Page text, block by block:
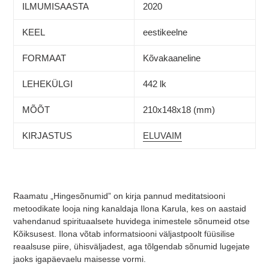
ILMUMISAASTA 2020
KEEL eestikeelne
FORMAAT Kõvakaaneline
LEHEKÜLGI 442 lk
MÕÕT 210x148x18 (mm)
KIRJASTUS ELUVAIM
Raamatu „Hingesõnumid” on kirja pannud meditatsiooni
metoodikate looja ning kanaldaja Ilona Karula, kes on aastaid
vahendanud spirituaalsete huvidega inimestele sõnumeid otse
Kõiksusest. Ilona võtab informatsiooni väljastpoolt füüsilise
reaalsuse piire, ühisväljadest, aga tõlgendab sõnumid lugejate
jaoks igapäevaelu maisesse vormi.